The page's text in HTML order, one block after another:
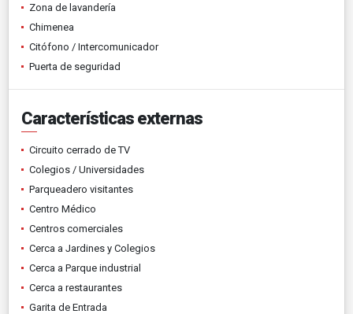
Zona de lavandería
Chimenea
Citófono / Intercomunicador
Puerta de seguridad
Características externas
Circuito cerrado de TV
Colegios / Universidades
Parqueadero visitantes
Centro Médico
Centros comerciales
Cerca a Jardines y Colegios
Cerca a Parque industrial
Cerca a restaurantes
Garita de Entrada